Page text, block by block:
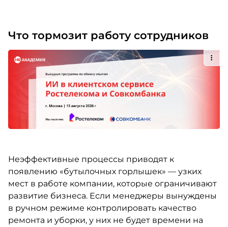
Что тормозит работу сотрудников
Неэффективные процессы приводят к
появлению «бутылочных горлышек» — узких
мест в работе компании, которые ограничивают
развитие бизнеса. Если менеджеры вынуждены
в ручном режиме контролировать качество
ремонта и уборки, у них не будет времени на